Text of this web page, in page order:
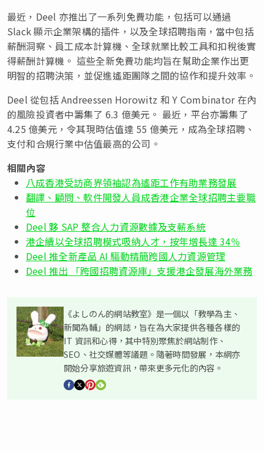
最近，Deel 亦推出了一系列免費功能，包括可以通過
Slack 顯示企業架構的插件，以及全球招聘指南，當中包括
薪酬洞察、員工成本計算機、全球就業比較工具和扣稅後實
得薪酬計算機。 這些全新免費功能均旨在幫助企業作出更
明智的招聘決策，並促進遙距團隊之間的協作和提升效率。
Deel 從包括 Andreessen Horowitz 和 Y Combinator 在內
的風險投資者中籌集了 6.3 億美元。 最近，平台亦籌集了
4.25 億美元，令其現時估值達 55 億美元，成為全球招聘、
支付和合規行業中估值最高的公司。
相關內容
八成香港受訪商界領袖認為遙距工作有助業務發展
翻譯、顧問、軟件開發人員成香港企業全球招聘主要職
位
Deel 夥 SAP 整合人力資源數據及支薪系統
港企續以全球招聘模式吸納人才，按年增長達 34％
Deel 推全新產品 AI 驅動精簡跨國人力資源管理
Deel 推出 「跨國招聘資源庫」支援港企發展海外業務
《よしのん的網站教室》是一個以「教學為主、
新聞為輔」的網誌，旨在為大家提供各種各樣的
IT 資訊和心得，其中特別聚焦於網站制作、
SEO、社交媒體等議題。隨著時間發展，本網亦
開始分享旅遊資訊，帶來更多元化的內容。